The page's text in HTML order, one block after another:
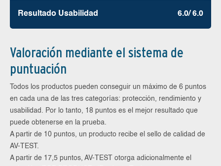
Resultado Usabilidad 6.0/ 6.0
Valoración mediante el sistema de
puntuación
Todos los productos pueden conseguir un máximo de 6 puntos
en cada una de las tres categorías: protección, rendimiento y
usabilidad. Por lo tanto, 18 puntos es el mejor resultado que
puede obtenerse en la prueba.
A partir de 10 puntos, un producto recibe el sello de calidad de
AV-TEST.
A partir de 17,5 puntos, AV-TEST otorga adicionalmente el